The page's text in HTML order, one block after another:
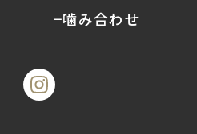
−噛み合わせ